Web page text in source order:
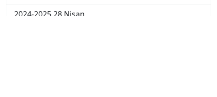
2024-2025 28 Nisan